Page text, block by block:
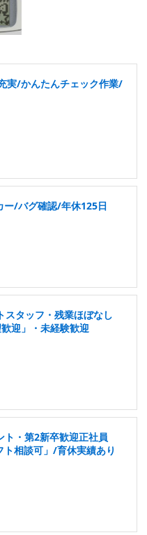
実/かんたんチェック作業/
ー/バグ確認/年休125日
タッフ・残業ほぼなし
迎」・未経験歓迎
・第2新卒歓迎正社員
ト相談可」/育休実績あり